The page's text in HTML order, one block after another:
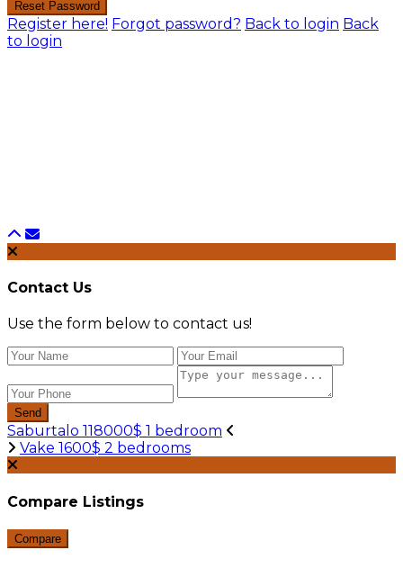
Reset Password
Register here! Forgot password? Back to login Back
to login
Contact Us
Use the form below to contact us!
Send
Saburtalo 118000$ 1 bedroom
Vake 1600$ 2 bedrooms
Compare Listings
Compare